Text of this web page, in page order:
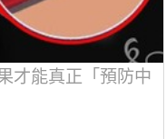
才能真正「預防中